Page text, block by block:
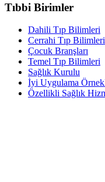
Tıbbi Birimler
Dahili Tıp Bilimleri
Cerrahi Tıp Bilimleri
Çocuk Branşları
Temel Tıp Bilimleri
Sağlık Kurulu
İyi Uygulama
Özellikli Sağlık